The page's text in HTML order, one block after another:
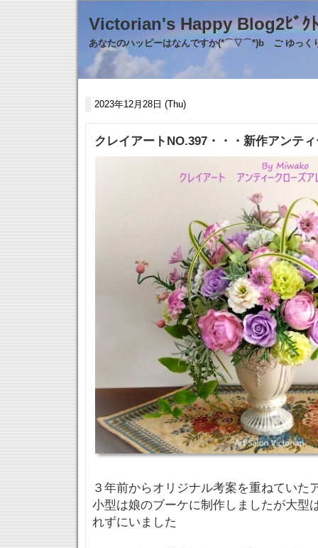
Victorian's Happy
あなたのハッピーはなんですか(*⌒▽⌒*)b ご ゆっく
2023年12月28日 (Thu)
クレイアートNO.397・・・新作アンテ
３年前からオリジナル考案を重ねていた
小型は娘のブーケに制作しましたが大型
れずにいました